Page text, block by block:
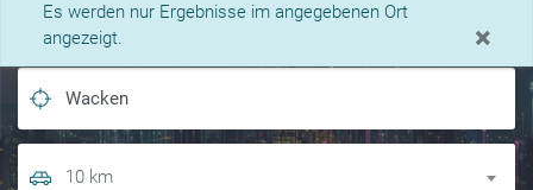
Es werden nur Ergebnisse im angegebenen Ort
angezeigt.
×
10 km